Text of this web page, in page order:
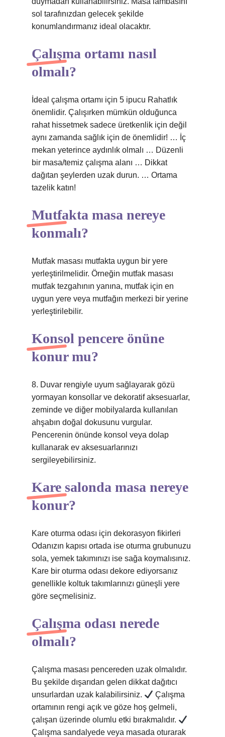
sol tarafınızdan gelecek şekilde
konumlandırmanız ideal olacaktır.
Çalışma ortamı nasıl
olmalı?
İdeal çalışma ortamı için 5 ipucu Rahatlık
önemlidir. Çalışırken mümkün olduğunca
rahat hissetmek sadece üretkenlik için değil
aynı zamanda sağlık için de önemlidir! … İç
mekan yeterince aydınlık olmalı … Düzenli
bir masa/temiz çalışma alanı … Dikkat
dağıtan şeylerden uzak durun. … Ortama
tazelik katın!
Mutfakta masa nereye
konmalı?
Mutfak masası mutfakta uygun bir yere
yerleştirilmelidir. Örneğin mutfak masası
mutfak tezgahının yanına, mutfak için en
uygun yere veya mutfağın merkezi bir yerine
yerleştirilebilir.
Konsol pencere önüne
konur mu?
8. Duvar rengiyle uyum sağlayarak gözü
yormayan konsollar ve dekoratif aksesuarlar,
zeminde ve diğer mobilyalarda kullanılan
ahşabın doğal dokusunu vurgular.
Pencerenin önünde konsol veya dolap
kullanarak ev aksesuarlarınızı
sergileyebilirsiniz.
Kare salonda masa nereye
konur?
Kare oturma odası için dekorasyon fikirleri
Odanızın kapısı ortada ise oturma grubunuzu
sola, yemek takımınızı ise sağa koymalısınız.
Kare bir oturma odası dekore ediyorsanız
genellikle koltuk takımlarınızı güneşli yere
göre seçmelisiniz.
Çalışma odası nerede
olmalı?
Çalışma masası pencereden uzak olmalıdır.
Bu şekilde dışarıdan gelen dikkat dağıtıcı
unsurlardan uzak kalabilirsiniz.
Çalışma
ortamının rengi açık ve göze hoş gelmeli,
çalışan üzerinde olumlu etki bırakmalıdır.
Çalışma sandalyede veya masada oturarak